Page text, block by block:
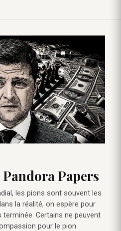
Papers
les pions sont souvent les
la réalité, on espère pour
Certains ne peuvent
pour le pion